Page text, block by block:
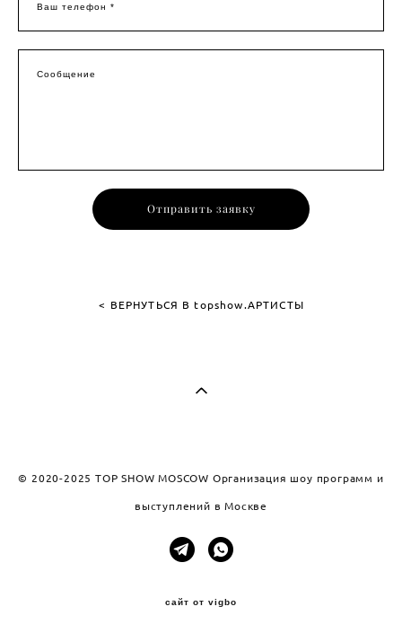
Ваш телефон *
Сообщение
Отправить заявку
< ВЕРНУТЬСЯ В topshow.АРТИСТЫ
© 2020-2025 TOP SHOW MOSCOW Организация шоу программ и
выступлений в Москве
сайт от vigbo